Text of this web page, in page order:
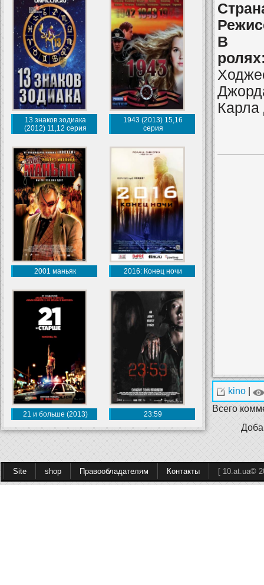
13 знаков зодиака
(2012) 11,12 серия
1943 (2013) 15,16
серия
2001 маньяк 2016: Конец ночи
21 и больше (2013) 23:59
В
kino
Всего
Site shop Правообладателям Контакты [ 10.at.ua©